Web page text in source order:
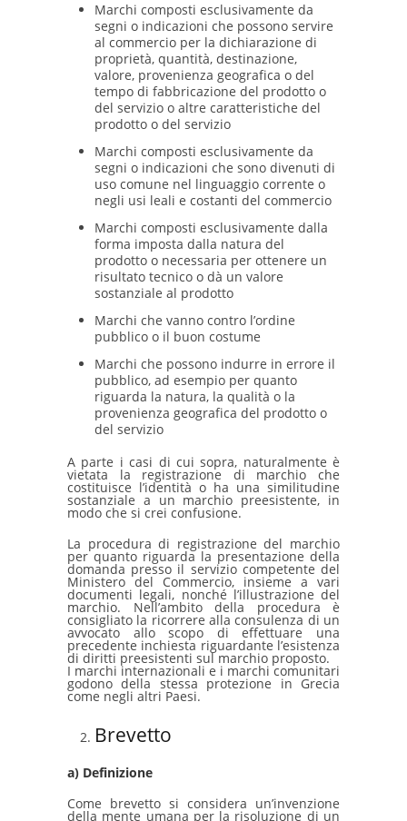
Marchi composti esclusivamente da
segni o indicazioni che possono servire
al commercio per la dichiarazione di
proprietà, quantità, destinazione,
valore, provenienza geografica o del
tempo di fabbricazione del prodotto o
del servizio o altre caratteristiche del
prodotto o del servizio
Marchi composti esclusivamente da
segni o indicazioni che sono divenuti di
uso comune nel linguaggio corrente o
negli usi leali e costanti del commercio
Marchi composti esclusivamente dalla
forma imposta dalla natura del
prodotto o necessaria per ottenere un
risultato tecnico o dà un valore
sostanziale al prodotto
Marchi che vanno contro l’ordine
pubblico o il buon costume
Marchi che possono indurre in errore il
pubblico, ad esempio per quanto
riguarda la natura, la qualità o la
provenienza geografica del prodotto o
del servizio
A parte i casi di cui sopra, naturalmente è
vietata la registrazione di marchio che
costituisce l’identità o ha una similitudine
sostanziale a un marchio preesistente, in
modo che si crei confusione.
La procedura di registrazione del marchio
per quanto riguarda la presentazione della
domanda presso il servizio competente del
Ministero del Commercio, insieme a vari
documenti legali, nonché l’illustrazione del
marchio. Nell’ambito della procedura è
consigliato la ricorrere alla consulenza di un
avvocato allo scopo di effettuare una
precedente inchiesta riguardante l’esistenza
di diritti preesistenti sul marchio proposto.
I marchi internazionali e i marchi comunitari
godono della stessa protezione in Grecia
come negli altri Paesi.
Brevetto
a) Definizione
Come brevetto si considera un’invenzione
della mente umana per la risoluzione di un